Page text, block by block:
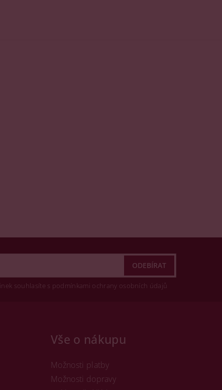
souhlasíte s podmínkami ochrany osobních údajů
Vše o nákupu
Možnosti platby
Možnosti dopravy